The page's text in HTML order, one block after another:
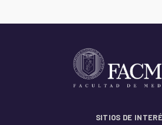
SITIOS DE